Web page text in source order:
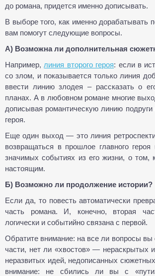
до романа, придется именно дописывать.
В выборе того, как именно дорабатывать
вам помогут следующие вопросы.
А) Возможна ли дополнительная
Например, линия второго героя: если в
со злом, и показывается только линия
ввести линию злодея – рассказать о
планах. А в любовном романе многие
дописывая романтическую линию подруги
героя.
Еще один выход — это линия
возвращаться в прошлое главного
значимых событиях из его жизни, о том,
настоящим.
Б) Возможно ли продолжение истории?
Если да, то повесть автоматически
часть романа. И, конечно, вторая
логически и событийно связана с первой.
Обратите внимание: на все ли вопросы вы
части, нет ли «хвостов» — нераскрытых
неразвитых идей, недописанных
внимание: не сбились ли вы с